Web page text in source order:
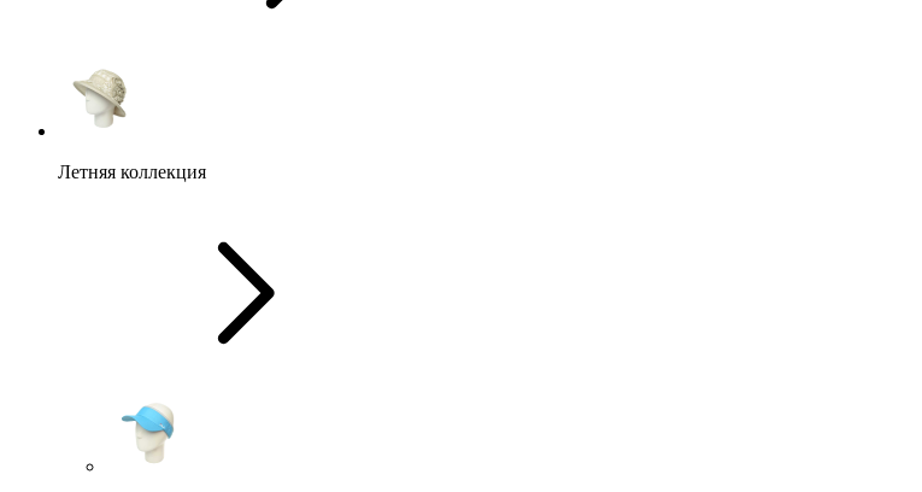
Летняя коллекция